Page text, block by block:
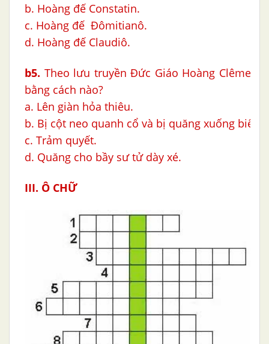
b. Hoàng đế Constatin.
c. Hoàng đế Ðômitianô.
d. Hoàng đế Claudiô.
b5. Theo lưu truyền Đức Giáo Hoàng
bằng cách nào?
a. Lên giàn hỏa thiêu.
b. Bị cột neo quanh cổ và bị quăng xuống biển.
c. Trảm quyết.
d. Quăng cho bầy sư tử dày xé.
III. Ô CHỮ